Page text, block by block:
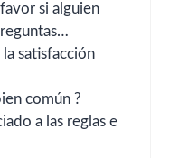
si alguien
la satisfacción
común ?
a las reglas e